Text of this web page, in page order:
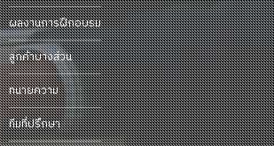
ผลงานการฝึกอบรม
ลูกค้าบางส่วน
ทนายความ
ทีมที่ปรึกษา